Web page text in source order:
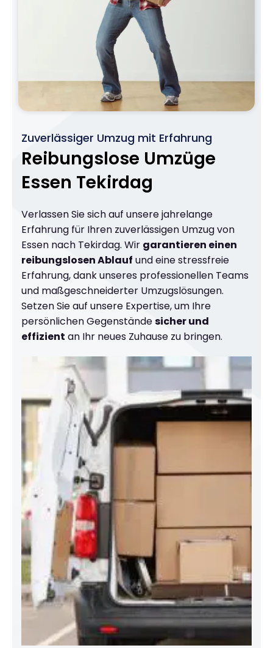
Zuverlässiger Umzug mit Erfahrung
Reibungslose Umzüge
Essen Tekirdag
Verlassen Sie sich auf unsere jahrelange
Erfahrung für Ihren zuverlässigen Umzug von
Essen nach Tekirdag. Wir garantieren einen
reibungslosen Ablauf und eine stressfreie
Erfahrung, dank unseres professionellen Teams
und maßgeschneiderter Umzugslösungen.
Setzen Sie auf unsere Expertise, um Ihre
persönlichen Gegenständesicher und
effizient an Ihr neues Zuhause zu bringen.